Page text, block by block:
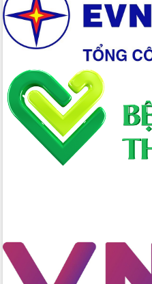
Xây dựng nền hành chính số đồng
hành cùng nông dân dân, doanh nghiệp
Giai đoạn 2026-2030, Đắk Lắk phấn
đấu có 77% xã đạt chuẩn nông thôn
mới
Chuyển đổi số 'mở đường' cho nông
nghiệp Đắk Lắk tăng trưởng bứt phá
Triển khai đồng bộ đo đạc, lập hồ sơ
địa chính, hoàn thiện cơ sở dữ liệu đất
Đắk Lắk đẩy mạnh nuôi biển công
nghệ, hướng tới phát triển thủy sản
bền vững